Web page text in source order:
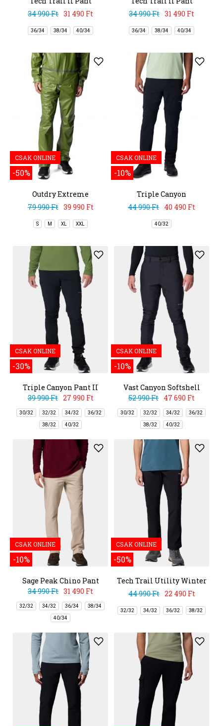
34 990 Ft 31 490 Ft
36/34 38/34 40/34
34 990 Ft 31 490 Ft
36/34 38/34 40/34
CSAK ONLINE
-50%
Outdry Extreme
Wyldwood Rain Pant
79 990 Ft 39 990 Ft
S M XL XXL
CSAK ONLINE
-10%
Triple Canyon
Convertible Pant II
44 990 Ft 40 490 Ft
40/32
CSAK ONLINE
-30%
Triple Canyon Pant II
39 990 Ft 27 990 Ft
30/32 32/32 34/32 36/32
38/32 40/32
CSAK ONLINE
-10%
Vast Canyon Softshell
Pant
52 990 Ft 47 690 Ft
30/32 32/32 34/32 36/32
38/32 40/32
CSAK ONLINE
-10%
Sage Peak Chino Pant
34 990 Ft 31 490 Ft
32/32 34/32 36/34 38/34
40/34
CSAK ONLINE
-50%
Tech Trail Utility Winter
Pant
44 990 Ft 22 490 Ft
32/32 34/32 36/32 38/32